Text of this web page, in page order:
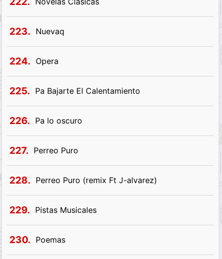
223. Nuevaq
224. Opera
225. Pa Bajarte El Calentamiento
226. Pa lo oscuro
227. Perreo Puro
228. Perreo Puro (remix Ft J-alvarez)
229. Pistas Musicales
230. Poemas